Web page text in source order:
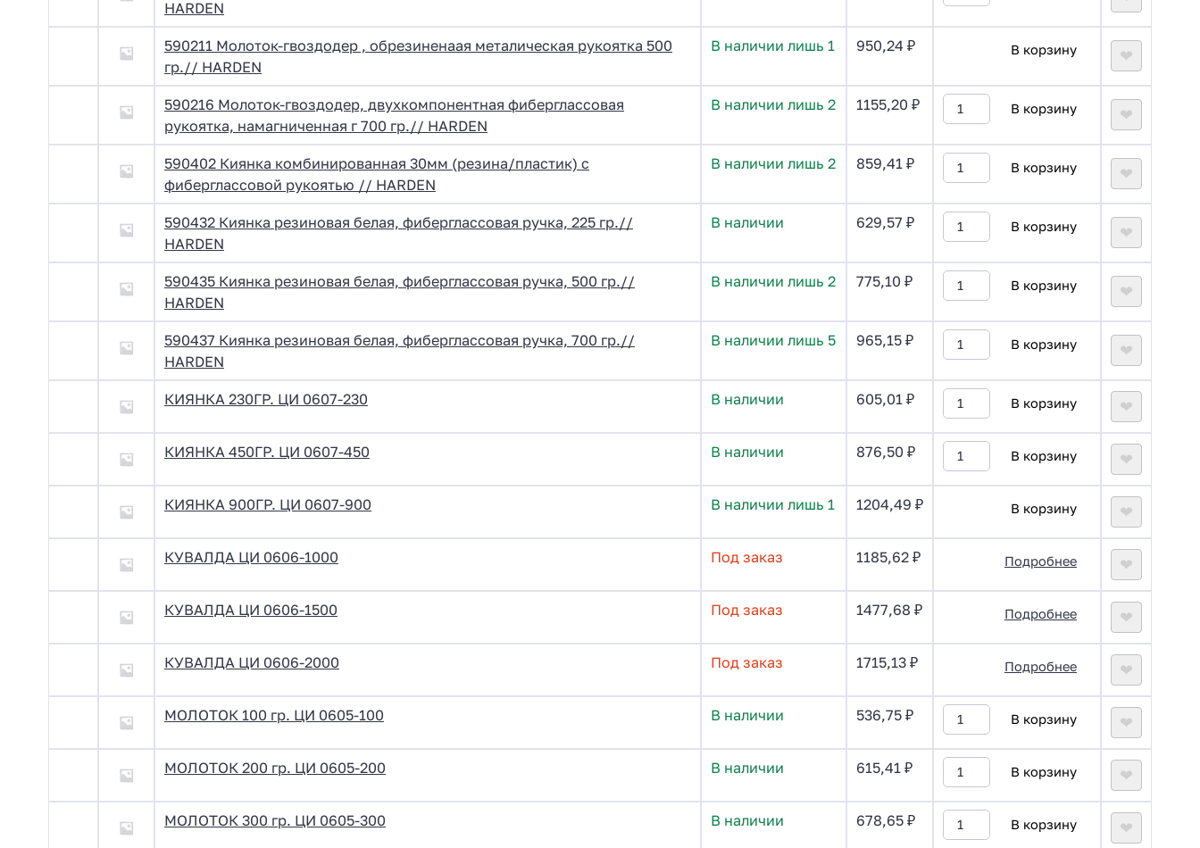
HARDEN
590211 Молоток-гвоздодер , обрезиненаая металическая рукоятка 500
гр.// HARDEN
В наличии лишь 1 950,24 ₽ В корзину ❤
590216 Молоток-гвоздодер, двухкомпонентная фиберглассовая
рукоятка, намагниченная г 700 гр.// HARDEN
В наличии лишь 2 1155,20 ₽ В корзину ❤
590402 Киянка комбинированная 30мм (резина/пластик) с
фиберглассовой рукоятью // HARDEN
В наличии лишь 2 859,41 ₽ В корзину ❤
590432 Киянка резиновая белая, фиберглассовая ручка, 225 гр.//
HARDEN
В наличии 629,57 ₽ В корзину ❤
590435 Киянка резиновая белая, фиберглассовая ручка, 500 гр.//
HARDEN
В наличии лишь 2 775,10 ₽ В корзину ❤
590437 Киянка резиновая белая, фиберглассовая ручка, 700 гр.//
HARDEN
В наличии лишь 5 965,15 ₽ В корзину ❤
КИЯНКА 230ГР. ЦИ 0607-230 В наличии 605,01 ₽ В корзину ❤
КИЯНКА 450ГР. ЦИ 0607-450 В наличии 876,50 ₽ В корзину ❤
КИЯНКА 900ГР. ЦИ 0607-900 В наличии лишь 1 1204,49 ₽ В корзину ❤
КУВАЛДА ЦИ 0606-1000 Под заказ 1185,62 ₽ Подробнее ❤
КУВАЛДА ЦИ 0606-1500 Под заказ 1477,68 ₽ Подробнее ❤
КУВАЛДА ЦИ 0606-2000 Под заказ 1715,13 ₽ Подробнее ❤
МОЛОТОК 100 гр. ЦИ 0605-100 В наличии 536,75 ₽ В корзину ❤
МОЛОТОК 200 гр. ЦИ 0605-200 В наличии 615,41 ₽ В корзину ❤
МОЛОТОК 300 гр. ЦИ 0605-300 В наличии 678,65 ₽ В корзину ❤